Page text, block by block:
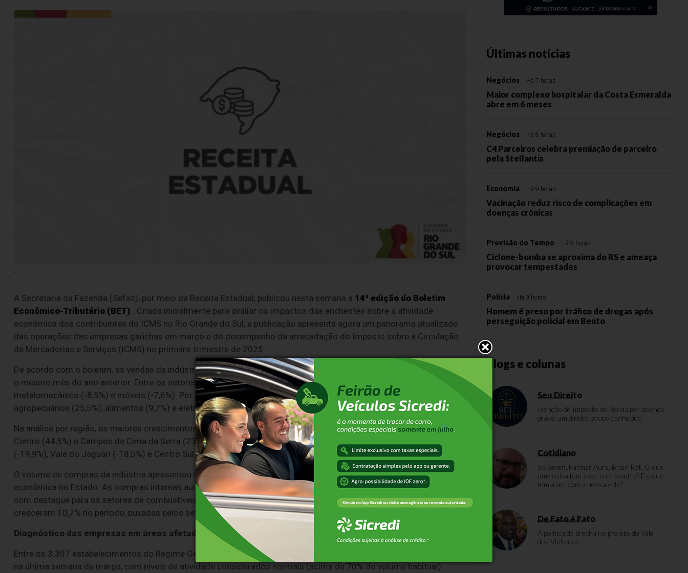
-
A Secretaria da Fazenda (Sefaz), por meio da Receita Estadual, publicou nesta semana a 14ª edição do Boletim
Econômico-Tributário (BET)
. Criada inicialmente para avaliar os impactos das enchentes sobre a atividade
econômica dos contribuintes do ICMS no Rio Grande do Sul, a publicação apresenta agora um panorama atualizado
das operações das empresas gaúchas em março e do desempenho da arrecadação do Imposto sobre a Circulação
de Mercadorias e Serviços (ICMS) no primeiro trimestre de 2025.
De acordo com o boletim, as vendas da indústria gaúcha registraram queda de 0,8% em março, na comparação com
o mesmo mês do ano anterior. Entre os setores, as maiores retrações ocorreram nos segmentos de papel (-12,2%),
metalomecânico (-8,5%) e móveis (-7,6%). Por outro lado, destacaram-se positivamente os setores de insumos
agropecuários (25,5%), alimentos (9,7%) e eletroeletrônicos (9,0%).
Na análise por região, os maiores crescimentos das comercializações foram observados no Celeiro (45,9%), Jacuí
Centro (44,5%) e Campos de Cima da Serra (23,9%). Já as quedas mais expressivas ocorreram no Vale do Caí
(-19,9%), Vale do Jaguari (-18,5%) e Centro Sul (-9,1%).
O volume de compras da indústria apresentou crescimento, indicando um possível aquecimento da atividade
econômica no Estado. As compras internas aumentaram 16,9% em março de 2025 em relação a março de 2024,
com destaque para os setores de combustíveis (90,7%) e eletroeletrônicos (43,3%). Já as compras interestaduais
cresceram 10,7% no período, puxadas pelos setores de agroindústria (34,3%) e alimentos (30,2%).
Diagnóstico das empresas em áreas afetadas pelas enchentes
Entre os 3.307 estabelecimentos do Regime Geral localizados em áreas atingidas pelas enchentes, 81% operaram,
na última semana de março, com níveis de atividade considerados normais (acima de 70% do volume habitual).
Últimas notícias
Negócios Há 7 horas
Maior complexo hospitalar da Costa Esmeralda
abre em 6 meses
Negócios Há 8 horas
C4 Parceiros celebra premiação de parceiro
pela Stellantis
Economia Há 9 horas
Vacinação reduz risco de complicações em
doenças crônicas
Previsão do Tempo Há 9 horas
Ciclone-bomba se aproxima do RS e ameaça
provocar tempestades
Polícia Há 9 horas
Homem é preso por tráfico de drogas após
perseguição policial em Bento
Blogs e colunas
Seu Direito
Isenção de Imposto de Renda por doença
grave: um direito pouco conhecido
Cotidiano
Six Seven, Farmar Aura, Brain Rot. O que
uma coisa tem a ver com a outra? E o que
tem a ver com a nossa vida?
De Fato é Fato
A política da brecha no projeto do Vale
dos Vinhedos